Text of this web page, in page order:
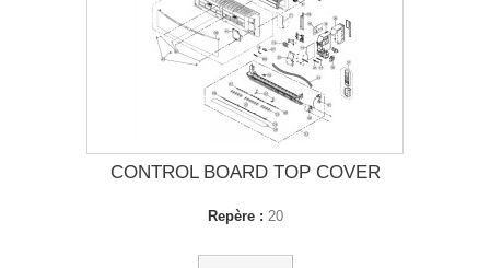
CONTROL BOARD TOP COVER
Repère : 20